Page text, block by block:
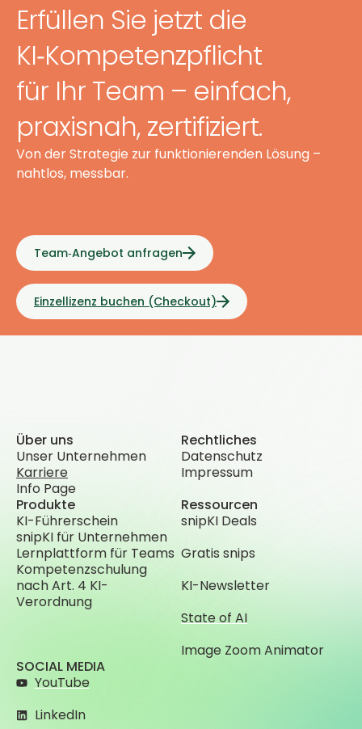
Erfüllen Sie jetzt die
KI‑Kompetenzpflicht
für Ihr Team – einfach,
praxisnah, zertifiziert.
Von der Strategie zur funktionierenden Lösung –
nahtlos, messbar.
Team‑Angebot anfragen
Einzellizenz buchen (Checkout)
Über uns
Unser Unternehmen
Karriere
Info Page
Rechtliches
Datenschutz
Impressum
Produkte
KI-Führerschein
snipKI für Unternehmen
Lernplattform für Teams
Kompetenzschulung
nach Art. 4 KI-
Verordnung
Ressourcen
snipKI Deals
Gratis snips
KI-Newsletter
State of AI
Image Zoom Animator
SOCIAL MEDIA
YouTube
LinkedIn